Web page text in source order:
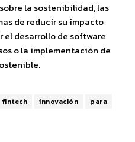
la sostenibilidad, las
de reducir su impacto
desarrollo de software
o la implementación de
fintech innovación
para